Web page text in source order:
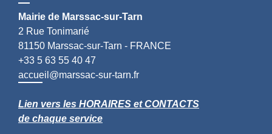
Mairie de Marssac-sur-Tarn
2 Rue Tonimarié
81150 Marssac-sur-Tarn - FRANCE
+33 5 63 55 40 47
accueil@marssac-sur-tarn.fr
Lien vers les HORAIRES et CONTACTS
de chaque service